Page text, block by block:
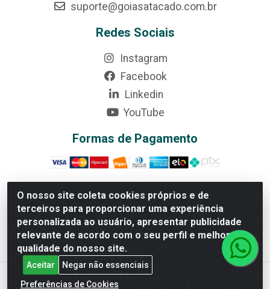
O nosso site coleta cookies próprios e de
terceiros para proporcionar uma experiência
personalizada ao usuário, apresentar publicidade
relevante de acordo com o seu perfil e melhorar a
qualidade do nosso site.
Aceitar
Negar não essenciais
Preferências de Cookies
suporte@goiasatacado.com.br
Redes Sociais
Instagram
Facebook
Linkedin
YouTube
Formas de Pagamento
Rede Brasil - Avenida Universitária, nº 3860, Jardim das
Américas II Etapa - Anápolis/GO - CEP 75070-415 -
CNPJ 07.728.073/0002-24